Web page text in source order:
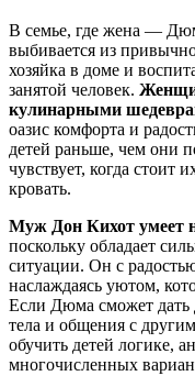
В семье, где жена —
выбивается из
хозяйка в доме и
занятой человек.
кулинарными
оазис комфорта и
детей раньше, чем они
чувствует, когда стоит
кровать.
Муж Дон Кихот умеет
поскольку обладает
ситуации. Он с
наслаждаясь уютом,
Если Дюма сможет дать
тела и общения с
обучить детей логике,
многочисленных